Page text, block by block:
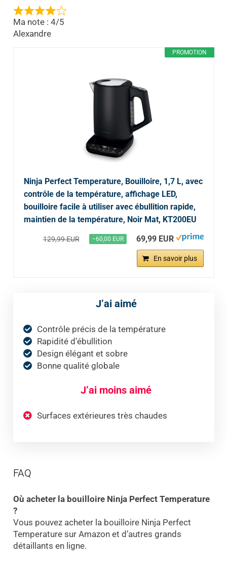
Ma note : 4/5
Alexandre
PROMOTION
Ninja Perfect Temperature, Bouilloire, 1,7 L, avec
contrôle de la température, affichage LED,
bouilloire facile à utiliser avec ébullition rapide,
maintien de la température, Noir Mat, KT200EU
129,99 EUR −60,00 EUR 69,99 EUR
En savoir plus
J’ai aimé
Contrôle précis de la température
Rapidité d’ébullition
Design élégant et sobre
Bonne qualité globale
J’ai moins aimé
Surfaces extérieures très chaudes
FAQ
Où acheter la bouilloire Ninja Perfect Temperature
?
Vous pouvez acheter la bouilloire Ninja Perfect
Temperature sur Amazon et d’autres grands
détaillants en ligne.